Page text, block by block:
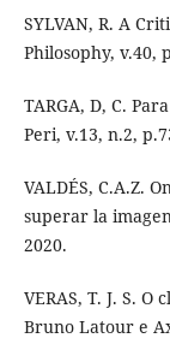
SYLVAN, R. A
Philosophy, v.40,
TARGA, D, C.
Peri, v.13, n.2,
VALDÉS, C.A.Z.
superar la
2020.
VERAS, T. J. S.
Bruno Latour e